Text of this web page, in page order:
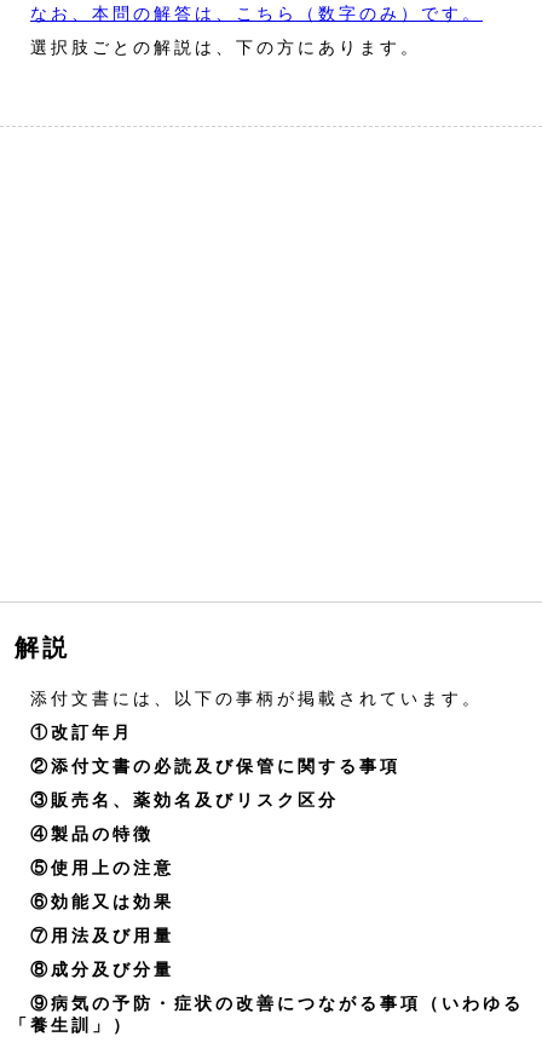
なお、本問の解答は、こちら（数字のみ）です。
選択肢ごとの解説は、下の方にあります。
解説
添付文書には、以下の事柄が掲載されています。
①改訂年月
②添付文書の必読及び保管に関する事項
③販売名、薬効名及びリスク区分
④製品の特徴
⑤使用上の注意
⑥効能又は効果
⑦用法及び用量
⑧成分及び分量
⑨病気の予防・症状の改善につながる事項（いわゆる
「養生訓」）